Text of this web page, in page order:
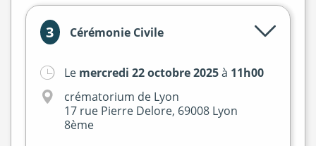
3 Cérémonie Civile
Le mercredi 22 octobre 2025à 11h00
crématorium de Lyon
17 rue Pierre Delore, 69008 Lyon
8ème